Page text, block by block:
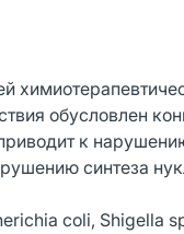
обусловлен
к
синтеза
coli, Shigella